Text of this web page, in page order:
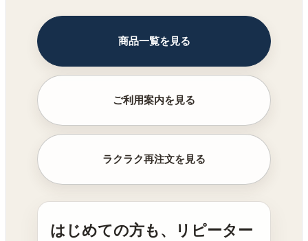
商品一覧を見る
ご利用案内を見る
ラクラク再注文を見る
はじめての方も、リピーター